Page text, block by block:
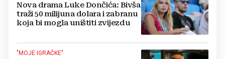
Nova drama Luke Dončića: Bivša
traži 50 milijuna dolara i zabranu
koja bi mogla uništiti zvijezdu
"MOJE IGRAČKE"